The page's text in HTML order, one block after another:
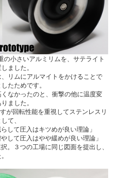
小さいアルミリムを、サテライト
ました。
リムにアルマイトをかけることで
たためです。
なかったのと、衝撃の他に温度変
ました。
が回転性能を重視してステンレスリ
て、
して圧入はキツめが良い理論」
して圧入はやや緩めが良い理論」
。３つの工場に同じ図面を提出し、